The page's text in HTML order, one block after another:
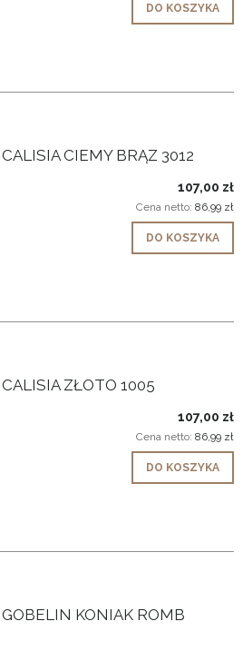
DO KOSZYKA
CIEMY BRĄZ 3012
107,00 zł
Cena netto: 86,99 zł
DO KOSZYKA
ZŁOTO 1005
107,00 zł
Cena netto: 86,99 zł
DO KOSZYKA
KONIAK ROMB